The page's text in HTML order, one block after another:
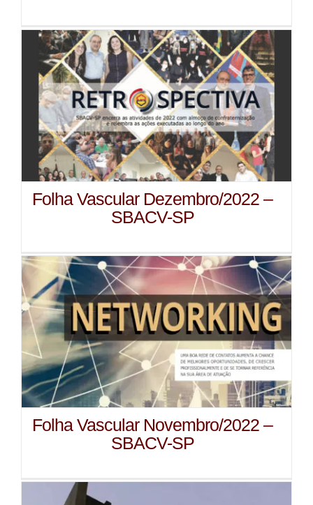
Folha Vascular Dezembro/2022 –
SBACV-SP
Folha Vascular Novembro/2022 –
SBACV-SP